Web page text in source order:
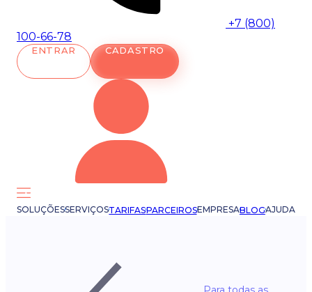
+7 (800)
100-66-78
ENTRAR CADASTRO
SOLUÇÕESSERVIÇOSTARIFASPARCEIROSEMPRESABLOGAJUDA